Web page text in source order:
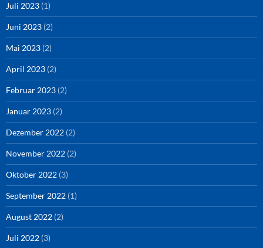
Juli 2023 (1)
Juni 2023 (2)
Mai 2023 (2)
April 2023 (2)
Februar 2023 (2)
Januar 2023 (2)
Dezember 2022 (2)
November 2022 (2)
Oktober 2022 (3)
September 2022 (1)
August 2022 (2)
Juli 2022 (3)